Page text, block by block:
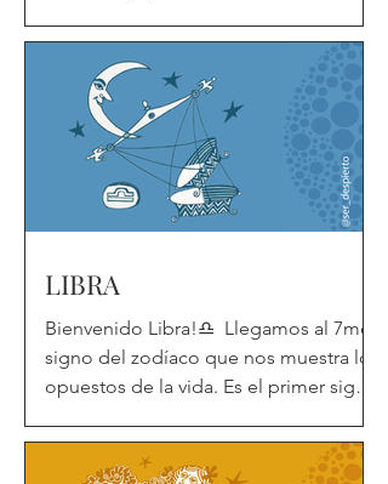
LIBRA
Bienvenido Libra!♎️⁠ ⁠ Llegamos al 7mo
signo del zodíaco que nos muestra los
opuestos de la vida.⁠ Es el primer signo